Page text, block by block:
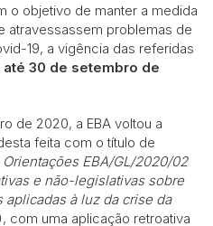
o objetivo de manter a medida
atravessassem problemas de
19, a vigência das referidas
30 de setembro de
de 2020, a EBA voltou a
feita com o título de
EBA/GL/2020/02
e não-legislativas sobre
à luz da crise da
com uma aplicação retroativa